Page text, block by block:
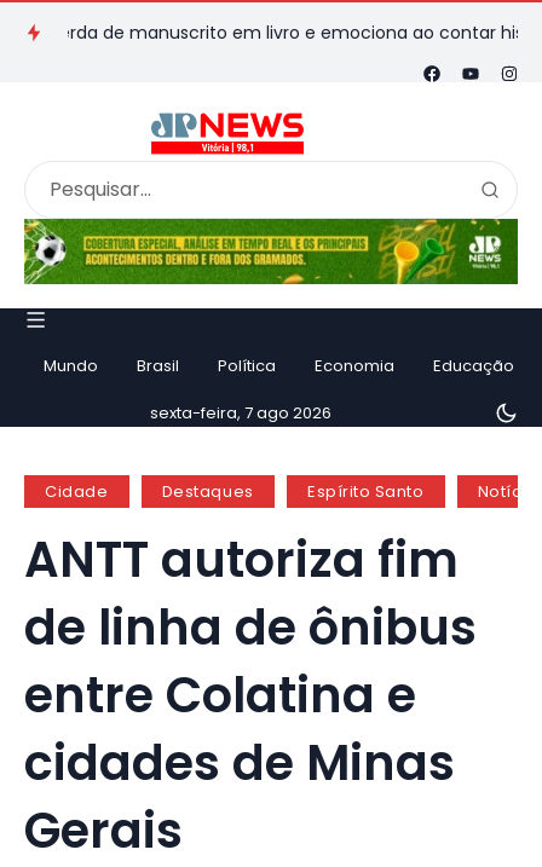
de manuscrito em livro e emociona ao contar história
Mundo Brasil Política Economia Educação
sexta-feira, 7 ago 2026
Cidade Destaques Espírito Santo
ANTT autoriza fim
de linha de ônibus
entre Colatina e
cidades de Minas
Gerais